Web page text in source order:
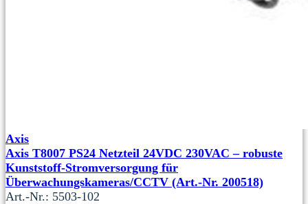
Axis
Axis T8007 PS24 Netzteil 24VDC 230VAC – robuste
Kunststoff-Stromversorgung für
Überwachungskameras/CCTV (Art.-Nr. 200518)
Art.-Nr.: 5503-102